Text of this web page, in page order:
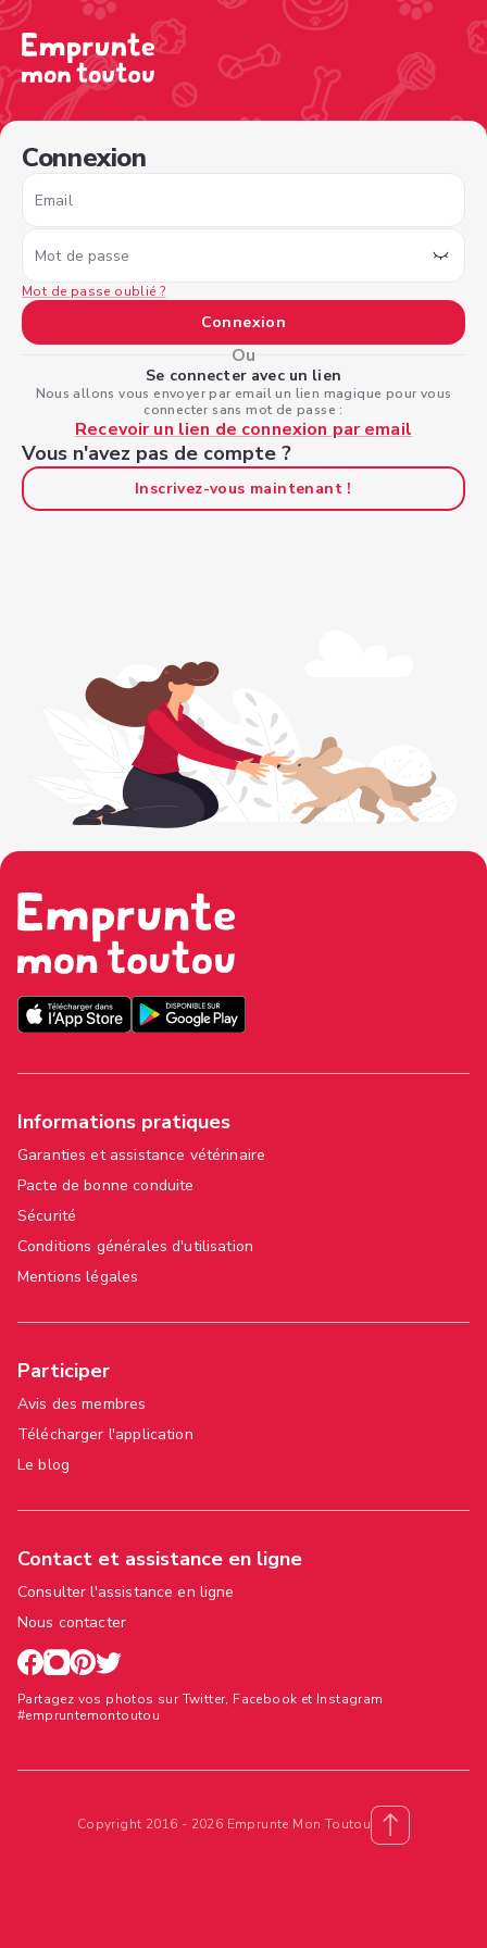
Connexion
Email
Mot de passe
Mot de passe oublié ?
Connexion
Ou
Se connecter avec un lien
Nous allons vous envoyer par email un lien magique pour vous
connecter sans mot de passe :
Recevoir un lien de connexion par email
Vous n'avez pas de compte ?
Inscrivez-vous maintenant !
Informations pratiques
Garanties et assistance vétérinaire
Pacte de bonne conduite
Sécurité
Conditions générales d'utilisation
Mentions légales
Participer
Avis des membres
Télécharger l'application
Le blog
Contact et assistance en ligne
Consulter l'assistance en ligne
Nous contacter
Partagez vos photos sur Twitter, Facebook et Instagram
#empruntemontoutou
Copyright 2016 - 2026 Emprunte Mon Toutou
/sign-in?nextPage=%2Fview-profile%2Fd9603a97-97ed-